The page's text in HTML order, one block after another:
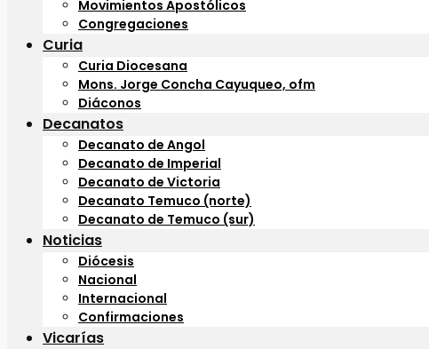
Movimientos Apostólicos
Congregaciones
Curia
Curia Diocesana
Mons. Jorge Concha Cayuqueo, ofm
Diáconos
Decanatos
Decanato de Angol
Decanato de Imperial
Decanato de Victoria
Decanato Temuco (norte)
Decanato de Temuco (sur)
Noticias
Diócesis
Nacional
Internacional
Confirmaciones
Vicarías